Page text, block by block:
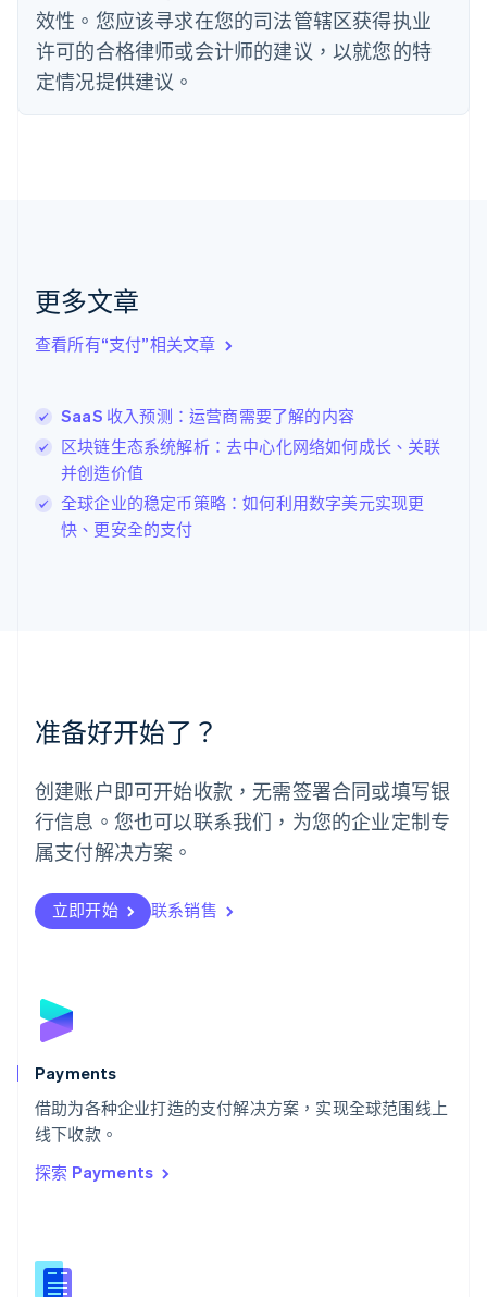
效性。您应该寻求在您的司法管辖区获得执业
许可的合格律师或会计师的建议，以就您的特
定情况提供建议。
更多文章
查看所有“支付”相关文章
SaaS 收入预测：运营商需要了解的内容
区块链生态系统解析：去中心化网络如何成长、关联
并创造价值
全球企业的稳定币策略：如何利用数字美元实现更
快、更安全的支付
准备好开始了？
创建账户即可开始收款，无需签署合同或填写银
行信息。您也可以联系我们，为您的企业定制专
属支付解决方案。
立即开始 联系销售
Payments
借助为各种企业打造的支付解决方案，实现全球范围线上
线下收款。
探索 Payments
德国
DeutschEnglish
法国
FrançaisEnglish
芬兰
克罗地亚
EnglishItaliano
拉脱维亚
English
列支敦士登
DeutschEnglish
卢森堡
Français Deutsch
罗马尼亚
English
挪威
葡萄牙
Português English
日本
日本語English
瑞典
瑞士
DeutschFrançais
English
斯洛文尼亚
泰国
ไทยEnglish
希腊
English
西班牙
新西兰
English